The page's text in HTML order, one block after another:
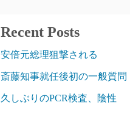
Recent Posts
安倍元総理狙撃される
斎藤知事就任後初の一般質問
久しぶりのPCR検査、陰性